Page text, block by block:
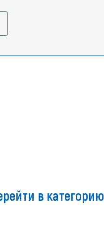
в категорию